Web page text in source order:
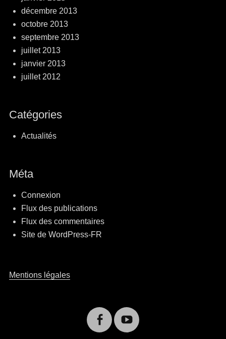
décembre 2013
octobre 2013
septembre 2013
juillet 2013
janvier 2013
juillet 2012
Catégories
Actualités
Méta
Connexion
Flux des publications
Flux des commentaires
Site de WordPress-FR
Mentions légales